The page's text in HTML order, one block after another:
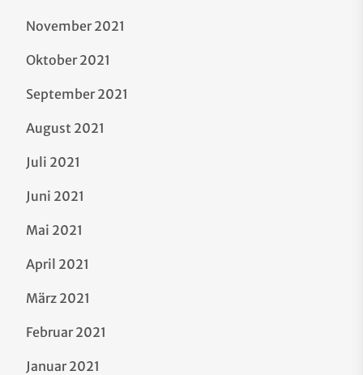
November 2021
Oktober 2021
September 2021
August 2021
Juli 2021
Juni 2021
Mai 2021
April 2021
März 2021
Februar 2021
Januar 2021